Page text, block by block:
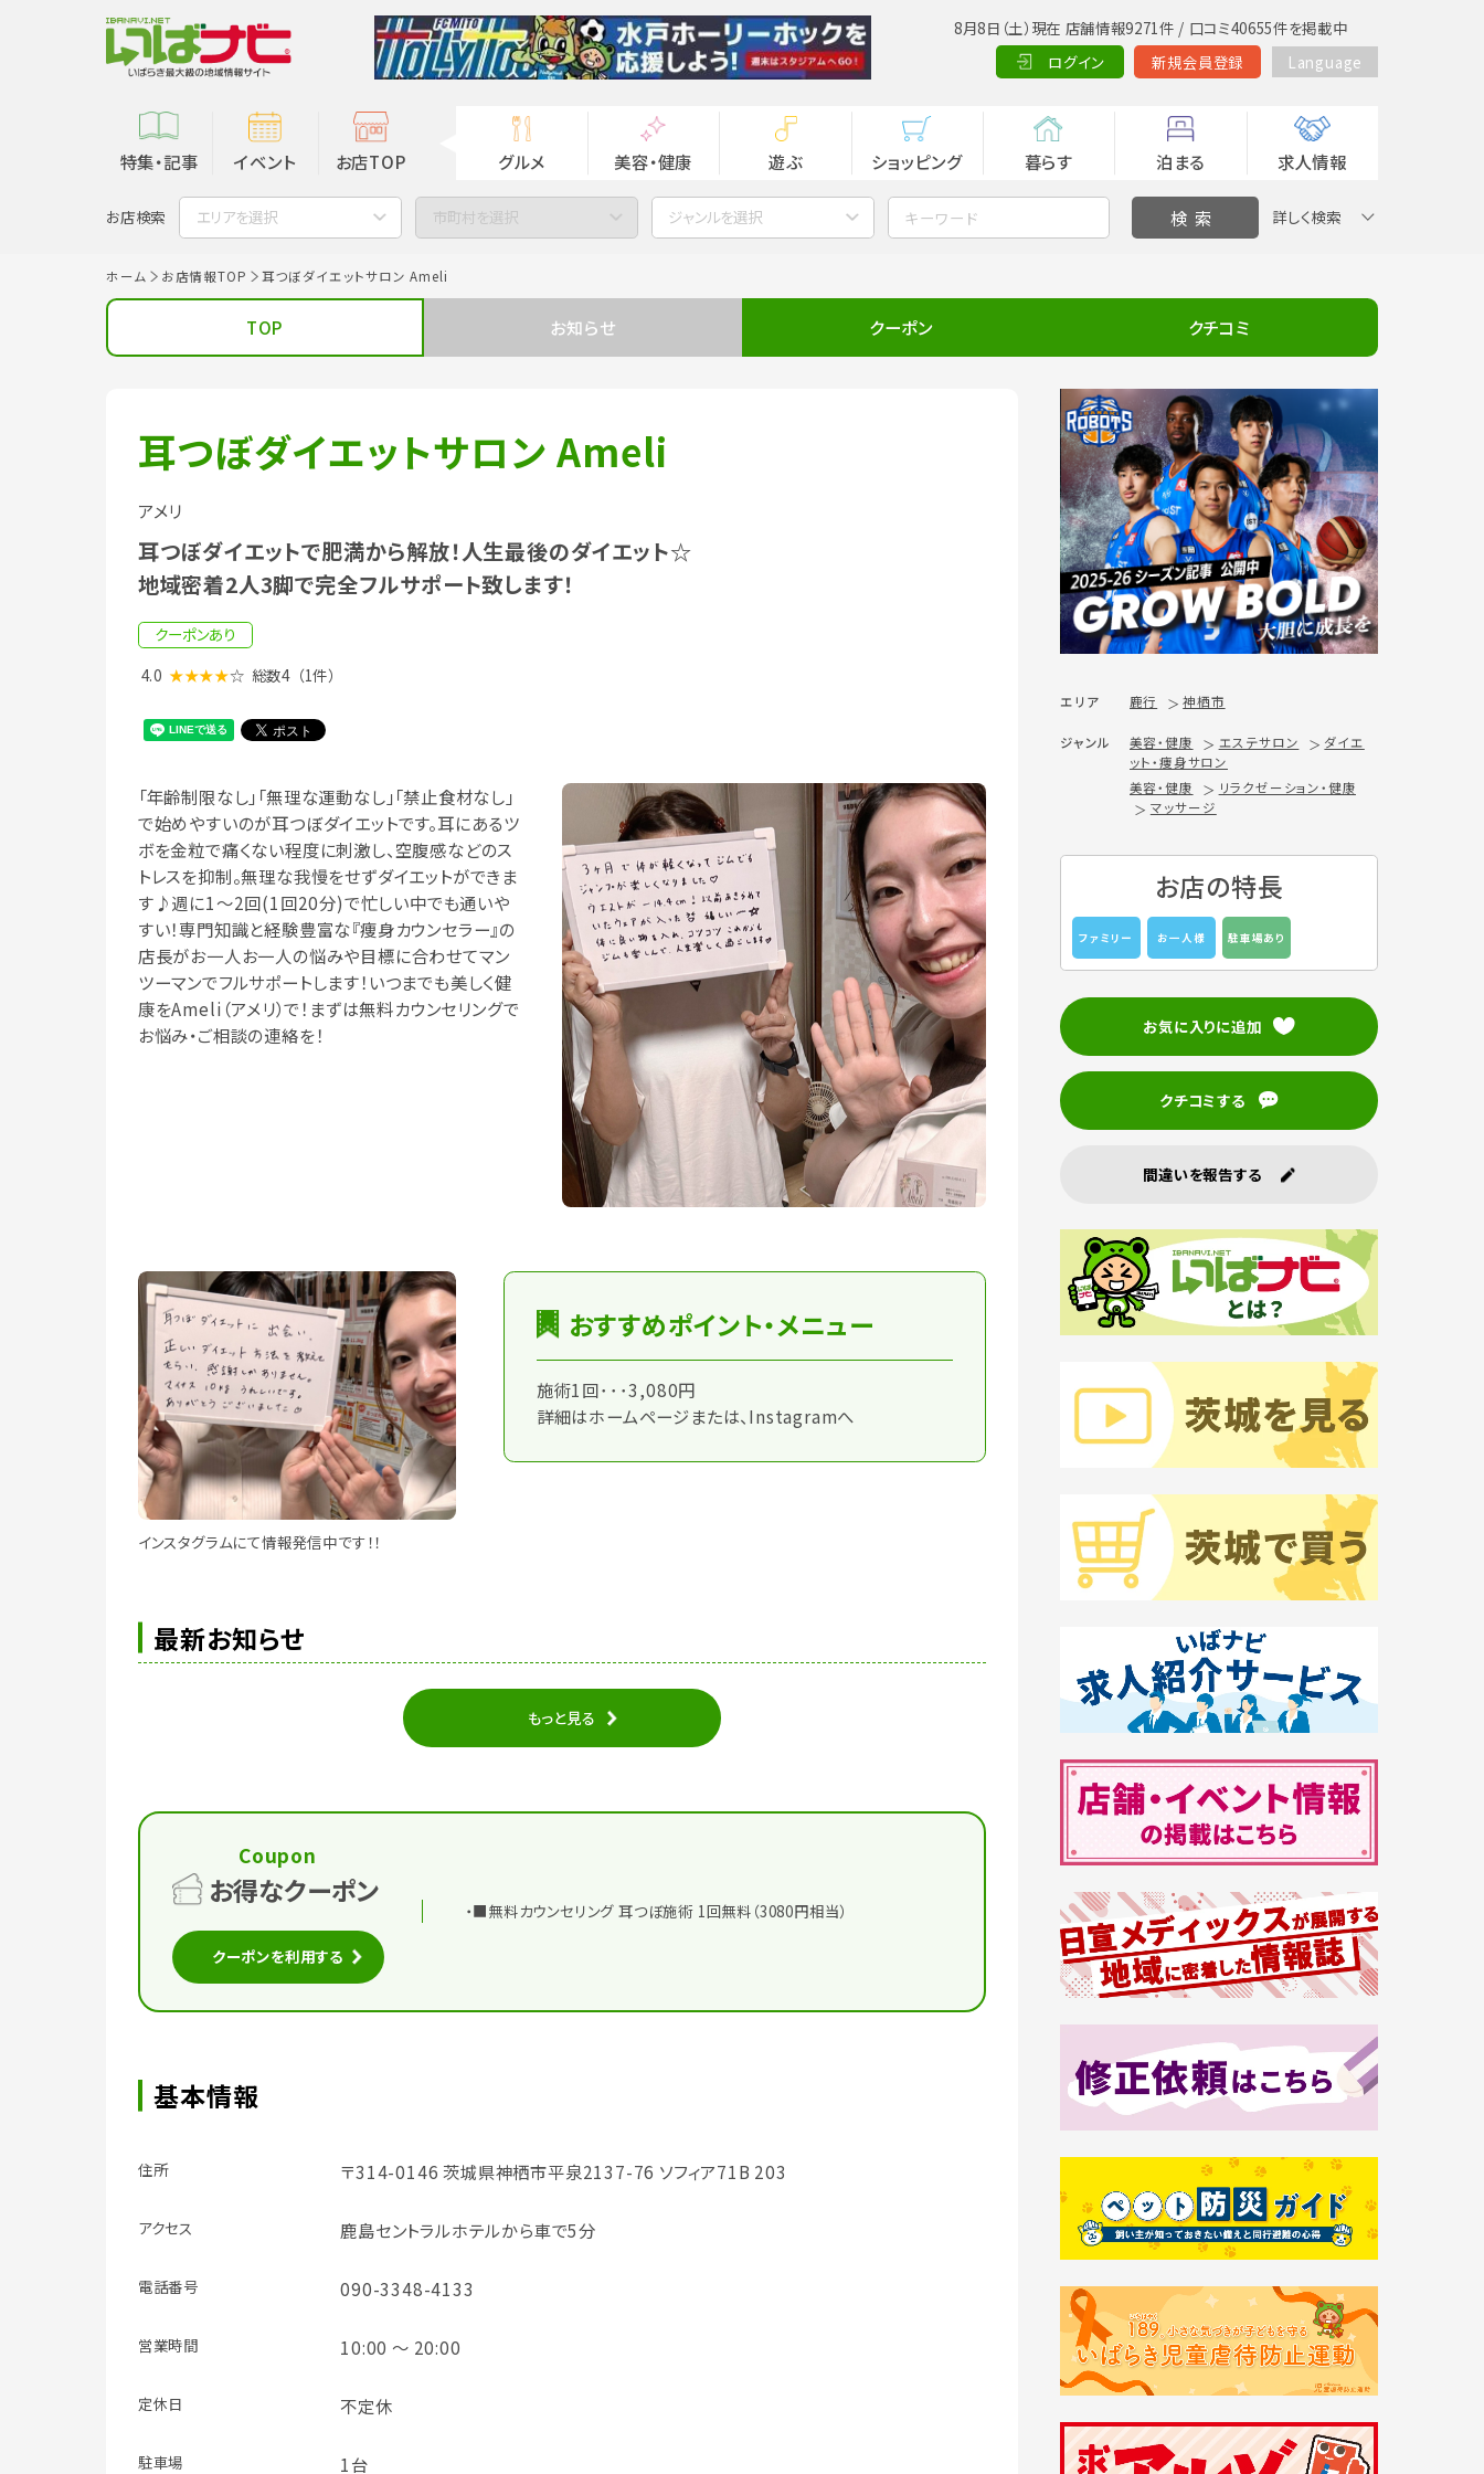
8月8日（土）現在 店舗情報9271件 / 口コミ40655件を掲載中
ログイン
新規会員登録 Language
特集・記事 イベント お店TOP グルメ 美容・健康 遊ぶ ショッピング 暮らす 泊まる 求人情報
お店検索 エリアを選択 市町村を選択 ジャンルを選択 詳しく検索
ホーム お店情報TOP 耳つぼダイエットサロン Ameli
TOP お知らせ クーポン クチコミ
耳つぼダイエットサロン Ameli
アメリ
耳つぼダイエットで肥満から解放！人生最後のダイエット☆
地域密着2人3脚で完全フルサポート致します！
クーポンあり
4.0 ★★★★☆ 総数4 （1件）
「年齢制限なし」「無理な運動なし」「禁止食材なし」
で始めやすいのが耳つぼダイエットです。耳にあるツ
ボを金粒で痛くない程度に刺激し、空腹感などのス
トレスを抑制。無理な我慢をせずダイエットができま
す♪週に1～2回(1回20分)で忙しい中でも通いや
すい！専門知識と経験豊富な『痩身カウンセラー』の
店長がお一人お一人の悩みや目標に合わせてマン
ツーマンでフルサポートします！いつまでも美しく健
康をAmeli（アメリ）で！まずは無料カウンセリングで
お悩み・ご相談の連絡を！
インスタグラムにて情報発信中です！！
おすすめポイント・メニュー
施術1回･･･3,080円
詳細はホームページまたは、Instagramへ
最新お知らせ
もっと見る
Coupon
お得なクーポン
クーポンを利用する
・■無料カウンセリング 耳つぼ施術 1回無料（3080円相当）
基本情報
住所 〒314-0146 茨城県神栖市平泉2137-76 ソフィア71B 203
アクセス 鹿島セントラルホテルから車で5分
電話番号 090-3348-4133
営業時間 10:00 ～ 20:00
定休日 不定休
駐車場 1台
エリア 鹿行 神栖市
ジャンル 美容・健康 エステサロン
ダイエ
ット・痩身サロン
美容・健康
リラクゼーション・健康
マッサージ
お店の特長
ファミリー お一人様 駐車場あり
お気に入りに追加
クチコミする
間違いを報告する